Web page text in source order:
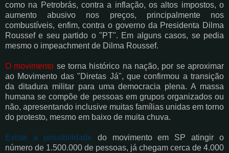
como na Petrobrás, contra a inflação, os altos impostos, o
aumento abusivo nos preços, principalmente nos
combustíveis, enfim, contra o governo da Presidenta Dilma
Roussef e seu partido o "PT". Em alguns casos, se pedia
mesmo o impeachment de Dilma Roussef.
O movimento se torna histórico na nação, por se aproximar
ao Movimento das "Diretas Já", que confirmou a transição
da ditadura militar para uma democracia plena. A massa
humana se compõe de pessoas em grupos organizados ou
não, apresentando inclusive muitas famílias unidas em torno
do protesto, mesmo em baixo de muita chuva.
Existe a possibilidade do movimento em SP atingir o
número de 1.500.000 de pessoas, já chegam cerca de 4.000